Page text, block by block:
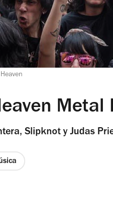
Metal
Slipknot y Judas